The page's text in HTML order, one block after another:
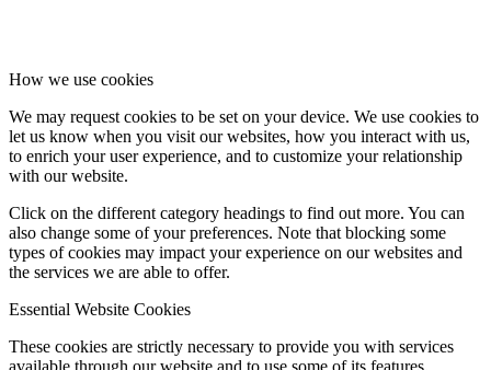
How we use cookies
We may request cookies to be set on your device. We use cookies to
let us know when you visit our websites, how you interact with us,
to enrich your user experience, and to customize your relationship
with our website.
Click on the different category headings to find out more. You can
also change some of your preferences. Note that blocking some
types of cookies may impact your experience on our websites and
the services we are able to offer.
Essential Website Cookies
These cookies are strictly necessary to provide you with services